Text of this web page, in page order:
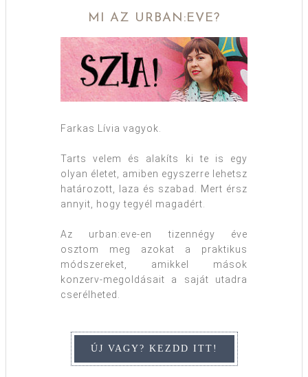
MI AZ URBAN:EVE?
Farkas Lívia vagyok.
Tarts velem és alakíts ki te is egy
olyan életet, amiben egyszerre lehetsz
határozott, laza és szabad. Mert érsz
annyit, hogy tegyél magadért.
Az urban:eve-en tizennégy éve
osztom meg azokat a praktikus
módszereket, amikkel mások
konzerv-megoldásait a saját utadra
cserélheted.